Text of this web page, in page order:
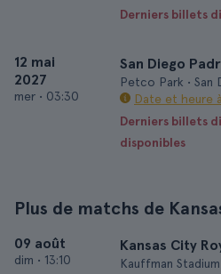
Derniers billets
12 mai
2027
mer • 03:30
San Diego
Petco Park • San
Date et heure
Derniers billets
disponibles
Plus de matchs de
09 août
dim • 13:10
Kansas City
Kauffman